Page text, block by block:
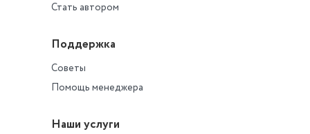
Стать автором
Поддержка
Советы
Помощь менеджера
Наши услуги